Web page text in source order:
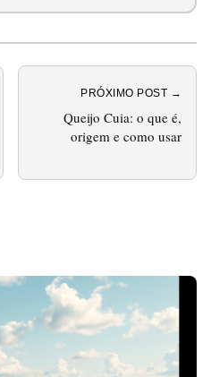
PRÓXIMO POST →
Queijo Cuia: o que é,
origem e como usar